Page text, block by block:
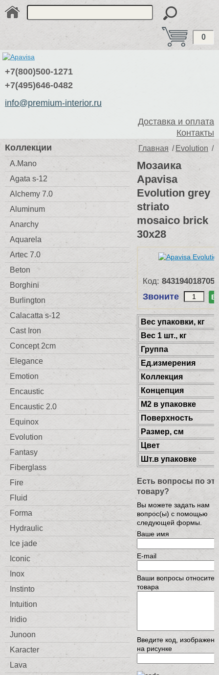
0
+7(800)500-1271
+7(495)646-0482
info@premium-interior.ru
Доставка и оплата
Контакты
Коллекции
A.Mano
Agata s-12
Alchemy 7.0
Aluminum
Anarchy
Aquarela
Artec 7.0
Beton
Borghini
Burlington
Calacatta s-12
Cast Iron
Concept 2cm
Elegance
Emotion
Encaustic
Encaustic 2.0
Equinox
Evolution
Fantasy
Fiberglass
Fire
Fluid
Forma
Hydraulic
Ice jade
Iconic
Inox
Instinto
Intuition
Iridio
Junoon
Karacter
Lava
Главная / Evolution /
Мозаика
Apavisa
Evolution grey
striato
mosaico brick
30x28
Код: 8431940187056
Звоните В
Веc упаковки, кг
Вес 1 шт., кг
Группа
Ед.измерения
Коллекция
Концепция
М2 в упаковке
Поверхность
Размер, см
Цвет
Шт.в упаковке
Есть вопросы по
товару?
Вы можете задать нам
вопрос(ы) с помощью
следующей формы.
Ваше имя
E-mail
Ваши вопросы
товара
Введите код,
на рисунке